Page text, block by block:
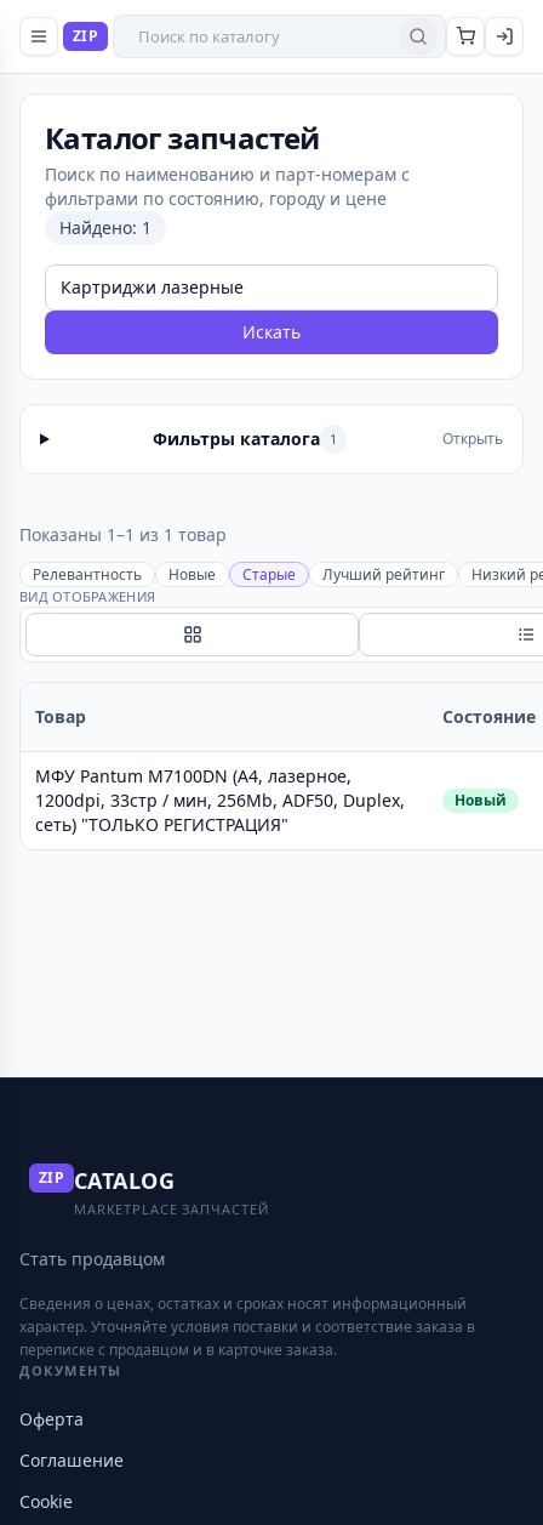
ZIP Поиск товаров
Найти
Каталог запчастей
Поиск по наименованию и парт-номерам с
фильтрами по состоянию, городу и цене
Найдено: 1
Искать
Фильтры каталога 1 Открыть
Показаны 1–1 из 1 товар
Релевантность Новые Старые Лучший рейтинг Низкий
ВИД ОТОБРАЖЕНИЯ
Сетка
Товар Состояние
МФУ Pantum M7100DN (A4, лазерное,
1200dpi, 33стр / мин, 256Mb, ADF50, Duplex,
сеть) "ТОЛЬКО РЕГИСТРАЦИЯ"
Новый
ZIP CATALOG
MARKETPLACE ЗАПЧАСТЕЙ
Стать продавцом
Сведения о ценах, остатках и сроках носят информационный
характер. Уточняйте условия поставки и соответствие заказа в
переписке с продавцом и в карточке заказа.
ДОКУМЕНТЫ
Оферта
Соглашение
Cookie